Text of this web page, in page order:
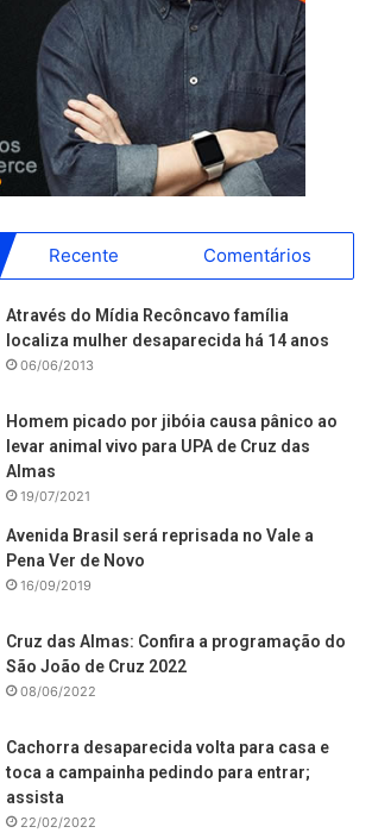
Recente Comentários
Através do Mídia Recôncavo família
localiza mulher desaparecida há 14 anos
06/06/2013
Homem picado por jibóia causa pânico ao
levar animal vivo para UPA de Cruz das
Almas
19/07/2021
Avenida Brasil será reprisada no Vale a
Pena Ver de Novo
16/09/2019
Cruz das Almas: Confira a programação do
São João de Cruz 2022
08/06/2022
Cachorra desaparecida volta para casa e
toca a campainha pedindo para entrar;
assista
22/02/2022